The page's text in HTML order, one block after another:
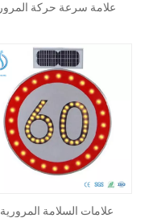
علامة سرعة حركة المرور
علامات السلامة المرورية